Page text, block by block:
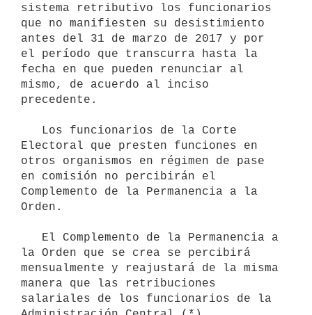
sistema retributivo los funcionarios
que no manifiesten su desistimiento
antes del 31 de marzo de 2017 y por
el período que transcurra hasta la
fecha en que pueden renunciar al
mismo, de acuerdo al inciso
precedente.
Electoral que presten funciones en
otros organismos en régimen de pase
en comisión no percibirán el
Complemento de la Permanencia a la
Orden.
la Orden que se crea se percibirá
mensualmente y reajustará de la misma
manera que las retribuciones
salariales de los funcionarios de la